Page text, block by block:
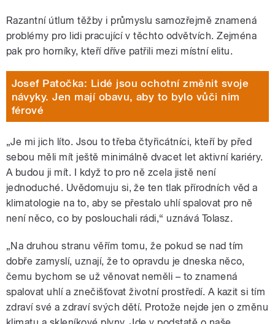
Razantní útlum těžby i průmyslu samozřejmě znamená
problémy pro lidi pracující v těchto odvětvích. Zejména
pak pro horníky, kteří dříve patřili mezi místní elitu.
Josef Patočka: Lidé jsou ochotní změnit svoje
návyky. Jen mají obavu, aby to bylo vůči nim
férové
„Je mi jich líto. Jsou to třeba čtyřicátníci, kteří by před
sebou měli mít ještě minimálně dvacet let aktivní kariéry.
A budou ji mít. I když to pro ně zcela jistě není
jednoduché. Uvědomuju si, že ten tlak přírodních věd a
klimatologie na to, aby se přestalo uhlí spalovat pro ně
není něco, co by poslouchali rádi,“ uznává Tolasz.
„Na druhou stranu věřím tomu, že pokud se nad tím
dobře zamyslí, uznají, že to opravdu je dneska něco,
čemu bychom se už věnovat neměli – to znamená
spalovat uhlí a znečišťovat životní prostředí. A kazit si tím
zdraví své a zdraví svých dětí. Protože nejde jen o změnu